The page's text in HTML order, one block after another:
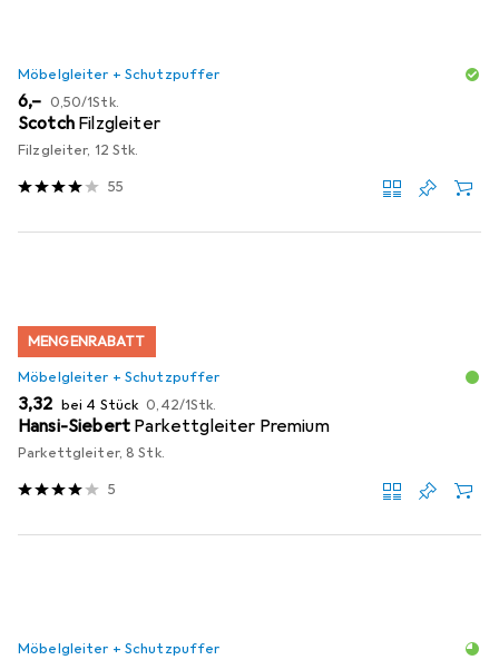
Möbelgleiter + Schutzpuffer
EUR
6,– EUR
0,50/1Stk.
Scotch Filzgleiter
Filzgleiter, 12 Stk.
55
MENGENRABATT
Möbelgleiter + Schutzpuffer
EUR
3,32 bei 4 Stück EUR
0,42/1Stk.
Hansi-Siebert Parkettgleiter Premium
Parkettgleiter, 8 Stk.
5
Möbelgleiter + Schutzpuffer